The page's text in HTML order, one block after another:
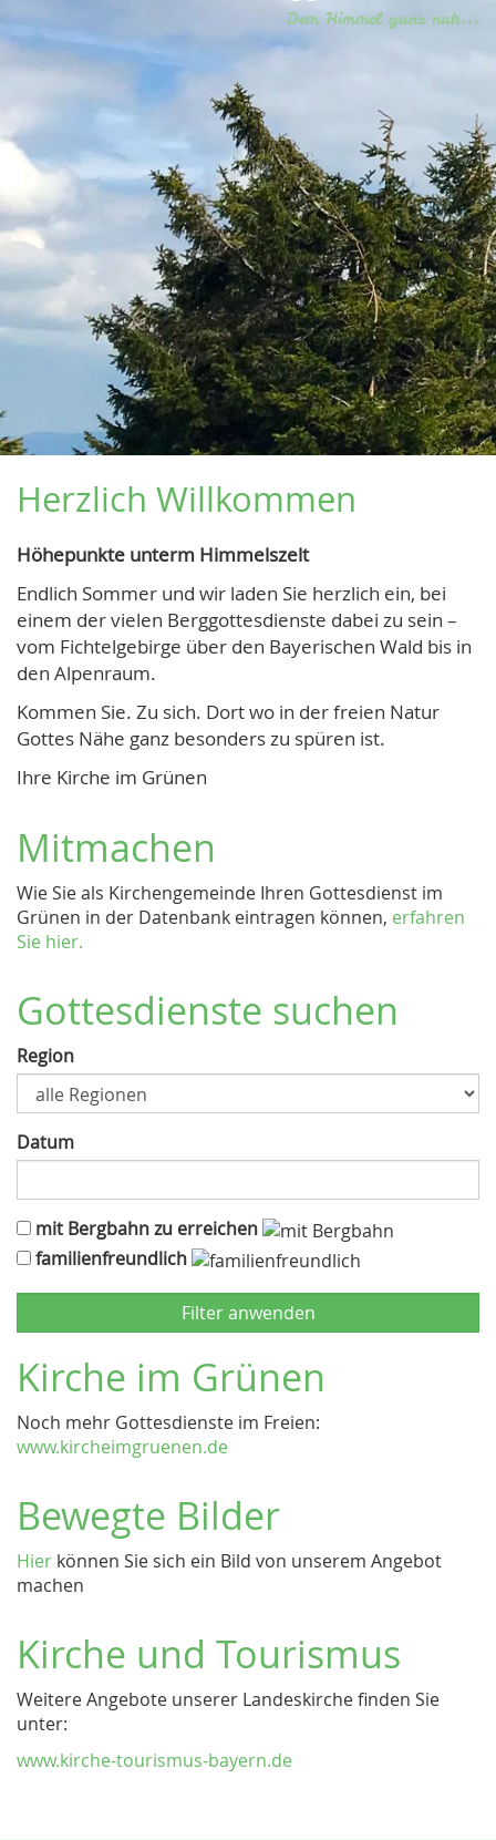
Dem Himmel ganz nah...
Herzlich Willkommen
Höhepunkte unterm Himmelszelt
Endlich Sommer und wir laden Sie herzlich ein, bei
einem der vielen Berggottesdienste dabei zu sein –
vom Fichtelgebirge über den Bayerischen Wald bis in
den Alpenraum.
Kommen Sie. Zu sich. Dort wo in der freien Natur
Gottes Nähe ganz besonders zu spüren ist.
Ihre Kirche im Grünen
Mitmachen
Wie Sie als Kirchengemeinde Ihren Gottesdienst im
Grünen in der Datenbank eintragen können, erfahren
Sie hier.
Gottesdienste suchen
Region
Datum
mit Bergbahn zu erreichen
familienfreundlich
Kirche im Grünen
Noch mehr Gottesdienste im Freien:
www.kircheimgruenen.de
Bewegte Bilder
Hier können Sie sich ein Bild von unserem Angebot
machen
Kirche und Tourismus
Weitere Angebote unserer Landeskirche finden Sie
unter:
www.kirche-tourismus-bayern.de